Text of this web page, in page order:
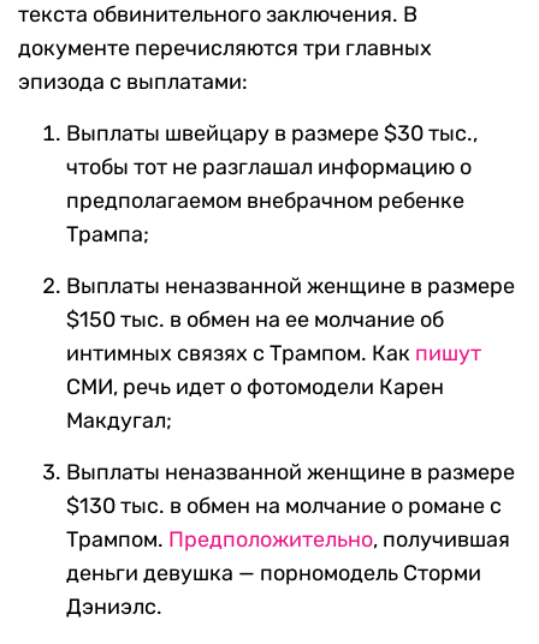
текста обвинительного заключения. В
документе перечисляются три главных
эпизода с выплатами:
Выплаты швейцару в размере $30 тыс.,
чтобы тот не разглашал информацию о
предполагаемом внебрачном ребенке
Трампа;
Выплаты неназванной женщине в размере
$150 тыс. в обмен на ее молчание об
интимных связях с Трампом. Как пишут
СМИ, речь идет о фотомодели Карен
Макдугал;
Выплаты неназванной женщине в размере
$130 тыс. в обмен на молчание о романе с
Трампом. Предположительно, получившая
деньги девушка — порномодель Сторми
Дэниэлс.